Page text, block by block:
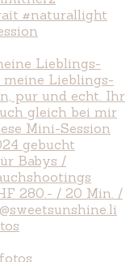
Lieblings-